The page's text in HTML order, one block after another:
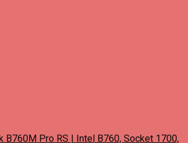
B760M Pro RS | Intel B760, Socket 1700,